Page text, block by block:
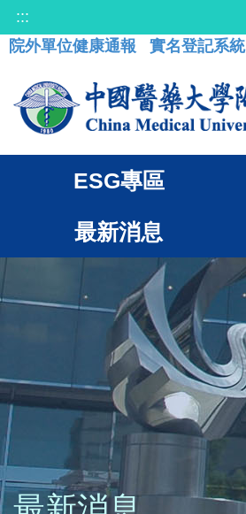
:::
院外單位健康通報
實名登記系統
ESG專區
最新消息